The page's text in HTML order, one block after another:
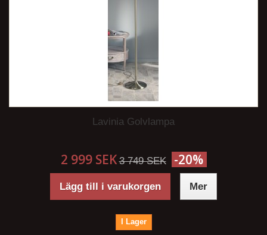
Lavinia Golvlampa
2 999 SEK 3 749 SEK -20%
Lägg till i varukorgen Mer
I Lager